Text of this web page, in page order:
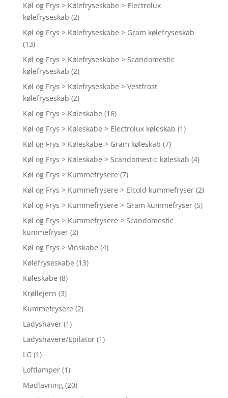
Køl og Frys > Kølefryseskabe > Electrolux
kølefryseskab (2)
Køl og Frys > Kølefryseskabe > Gram kølefryseskab
(13)
Køl og Frys > Kølefryseskabe > Scandomestic
kølefryseskab (2)
Køl og Frys > Kølefryseskabe > Vestfrost
kølefryseskab (2)
Køl og Frys > Køleskabe (16)
Køl og Frys > Køleskabe > Electrolux køleskab (1)
Køl og Frys > Køleskabe > Gram køleskab (7)
Køl og Frys > Køleskabe > Scandomestic køleskab (4)
Køl og Frys > Kummefrysere (7)
Køl og Frys > Kummefrysere > Elcold kummefryser (2)
Køl og Frys > Kummefrysere > Gram kummefryser (5)
Køl og Frys > Kummefrysere > Scandomestic
kummefryser (2)
Køl og Frys > Vinskabe (4)
Kølefryseskabe (13)
Køleskabe (8)
Krøllejern (3)
Kummefrysere (2)
Ladyshaver (1)
Ladyshavere/Epilator (1)
LG (1)
Loftlamper (1)
Madlavning (20)